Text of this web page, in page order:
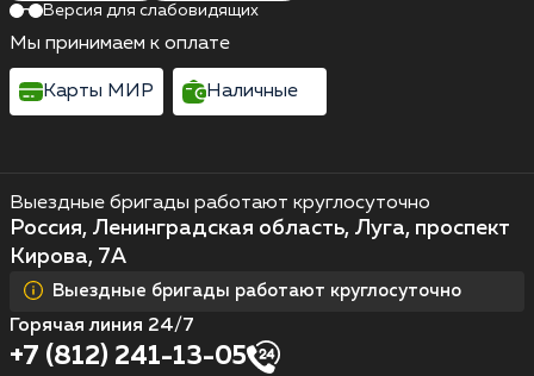
Выездные бригады работают круглосуточно
Россия, Ленинградская область, Луга, проспект
Кирова, 7А
Выездные бригады работают круглосуточно
Горячая линия 24/7
+7 (812) 241-13-05
Версия для слабовидящих
Мы принимаем к оплате
Карты МИР Наличные